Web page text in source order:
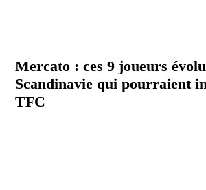
Mercato : ces 9 joueurs
Scandinavie qui pourraient
TFC